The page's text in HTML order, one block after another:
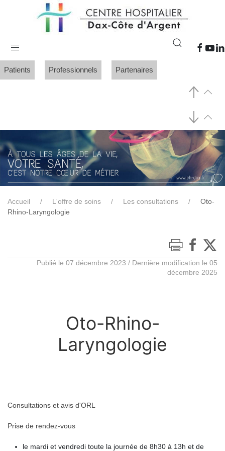
Patients Professionnels Partenaires
Accueil L'offre de soins Les consultations
Oto-
Rhino-Laryngologie
Publié le 07 décembre 2023 / Dernière modification le 05
décembre 2025
Oto-Rhino-
Laryngologie
Consultations et avis d'ORL
Prise de rendez-vous
le mardi et vendredi toute la journée de 8h30 à 13h et de